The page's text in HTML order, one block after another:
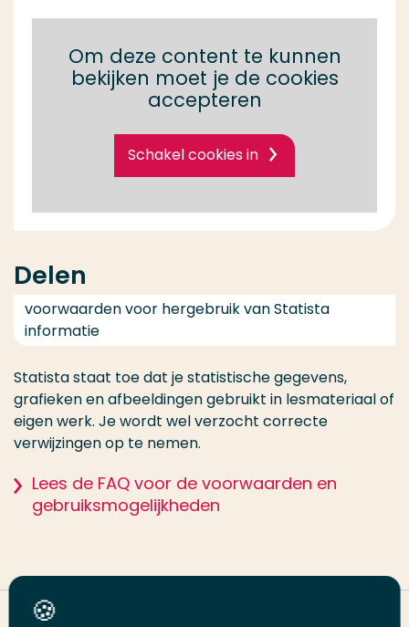
Om deze content te kunnen
bekijken moet je de cookies
accepteren
Schakel cookies in
Delen
voorwaarden voor hergebruik van Statista
informatie
Statista staat toe dat je statistische gegevens,
grafieken en afbeeldingen gebruikt in lesmateriaal of
eigen werk. Je wordt wel verzocht correcte
verwijzingen op te nemen.
Lees de FAQ voor de voorwaarden en
gebruiksmogelijkheden
Deel deze pagina